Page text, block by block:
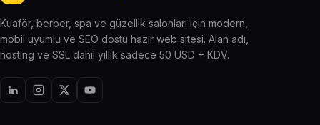
Kuaför, berber, spa ve güzellik salonları için modern,
mobil uyumlu ve SEO dostu hazır web sitesi. Alan adı,
hosting ve SSL dahil yıllık sadece 50 USD + KDV.